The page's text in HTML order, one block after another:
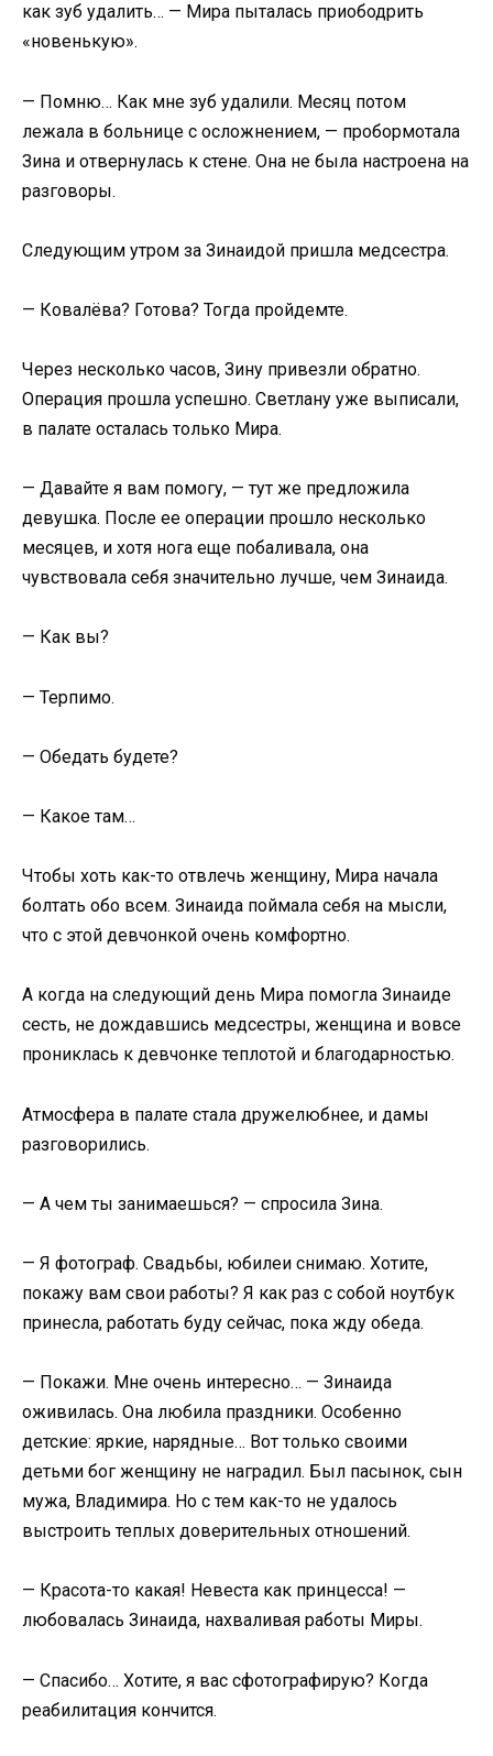
как зуб удалить… — Мира пыталась приободрить
«новенькую».
— Помню… Как мне зуб удалили. Месяц потом
лежала в больнице с осложнением, — пробормотала
Зина и отвернулась к стене. Она не была настроена на
разговоры.
Следующим утром за Зинаидой пришла медсестра.
— Ковалёва? Готова? Тогда пройдемте.
Через несколько часов, Зину привезли обратно.
Операция прошла успешно. Светлану уже выписали,
в палате осталась только Мира.
— Давайте я вам помогу, — тут же предложила
девушка. После ее операции прошло несколько
месяцев, и хотя нога еще побаливала, она
чувствовала себя значительно лучше, чем Зинаида.
— Как вы?
— Терпимо.
— Обедать будете?
— Какое там…
Чтобы хоть как-то отвлечь женщину, Мира начала
болтать обо всем. Зинаида поймала себя на мысли,
что с этой девчонкой очень комфортно.
А когда на следующий день Мира помогла Зинаиде
сесть, не дождавшись медсестры, женщина и вовсе
прониклась к девчонке теплотой и благодарностью.
Атмосфера в палате стала дружелюбнее, и дамы
разговорились.
— А чем ты занимаешься? — спросила Зина.
— Я фотограф. Свадьбы, юбилеи снимаю. Хотите,
покажу вам свои работы? Я как раз с собой ноутбук
принесла, работать буду сейчас, пока жду обеда.
— Покажи. Мне очень интересно… — Зинаида
оживилась. Она любила праздники. Особенно
детские: яркие, нарядные… Вот только своими
детьми бог женщину не наградил. Был пасынок, сын
мужа, Владимира. Но с тем как-то не удалось
выстроить теплых доверительных отношений.
— Красота-то какая! Невеста как принцесса! —
любовалась Зинаида, нахваливая работы Миры.
— Спасибо… Хотите, я вас сфотографирую? Когда
реабилитация кончится.